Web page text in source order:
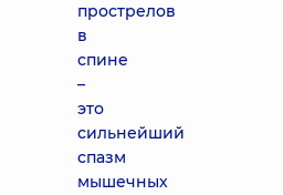
прострелов
в
спине
–
это
сильнейший
спазм
мышечных